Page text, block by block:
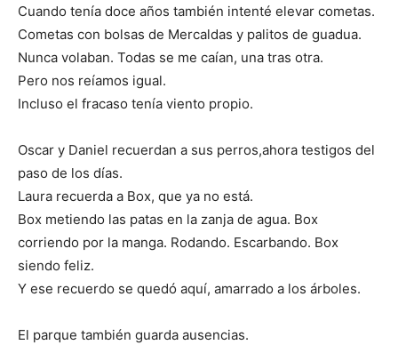
Cuando tenía doce años también intenté elevar cometas.
Cometas con bolsas de Mercaldas y palitos de guadua.
Nunca volaban. Todas se me caían, una tras otra.
Pero nos reíamos igual.
Incluso el fracaso tenía viento propio.
Oscar y Daniel recuerdan a sus perros,ahora testigos del
paso de los días.
Laura recuerda a Box, que ya no está.
Box metiendo las patas en la zanja de agua. Box
corriendo por la manga. Rodando. Escarbando. Box
siendo feliz.
Y ese recuerdo se quedó aquí, amarrado a los árboles.
El parque también guarda ausencias.